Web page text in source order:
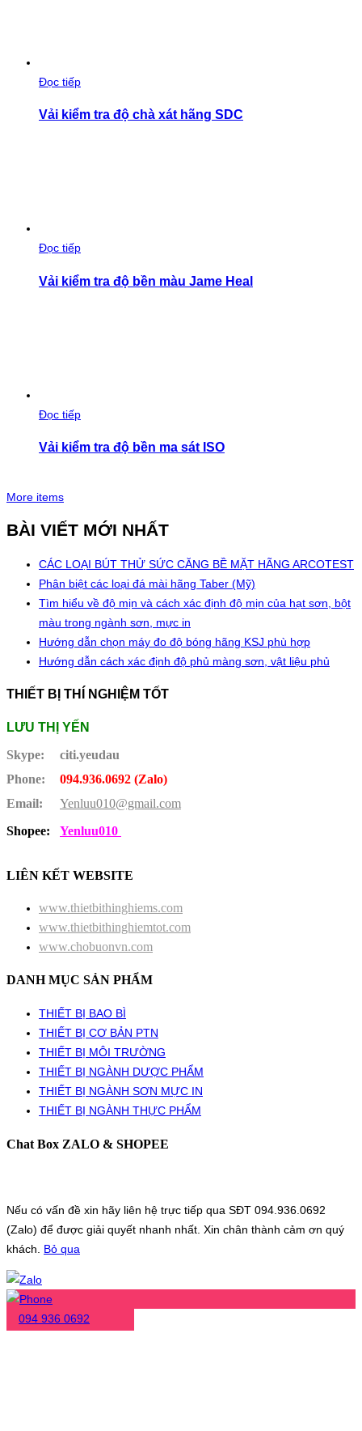
Đọc tiếp
Vải kiểm tra độ chà xát hãng SDC
Đọc tiếp
Vải kiểm tra độ bền màu Jame Heal
Đọc tiếp
Vải kiểm tra độ bền ma sát ISO
More items
BÀI VIẾT MỚI NHẤT
CÁC LOẠI BÚT THỬ SỨC CĂNG BỀ MẶT HÃNG ARCOTEST
Phân biệt các loại đá mài hãng Taber (Mỹ)
Tìm hiểu về độ mịn và cách xác định độ mịn của hạt sơn, bột
màu trong ngành sơn, mực in
Hướng dẫn chọn máy đo độ bóng hãng KSJ phù hợp
Hướng dẫn cách xác định độ phủ màng sơn, vật liệu phủ
THIẾT BỊ THÍ NGHIỆM TỐT
LƯU THỊ YẾN
Skype:
citi.yeudau
Phone:
094.936.0692 (Zalo)
Email:
Yenluu010@gmail.com
Shopee:
Yenluu010
LIÊN KẾT WEBSITE
www.thietbithinghiems.com
www.thietbithinghiemtot.com
www.chobuonvn.com
DANH MỤC SẢN PHẨM
THIẾT BỊ BAO BÌ
THIẾT BỊ CƠ BẢN PTN
THIẾT BỊ MÔI TRƯỜNG
THIẾT BỊ NGÀNH DƯỢC PHẨM
THIẾT BỊ NGÀNH SƠN MỰC IN
THIẾT BỊ NGÀNH THỰC PHẨM
Chat Box ZALO & SHOPEE
Nếu có vấn đề xin hãy liên hệ trực tiếp qua SĐT 094.936.0692
(Zalo) để được giải quyết nhanh nhất. Xin chân thành cảm ơn quý
khách. Bỏ qua
094 936 0692